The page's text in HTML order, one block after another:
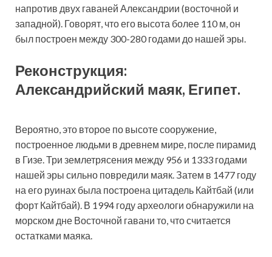
напротив двух гаваней Александрии (восточной и
западной). Говорят, что его высота более 110 м, он
был построен между 300-280 годами до нашей эры.
Реконструкция:
Александрийский маяк, Египет.
Вероятно, это второе по высоте сооружение,
построенное людьми в древнем мире, после пирамид
в Гизе. Три землетрясения между 956 и 1333 годами
нашей эры сильно повредили маяк. Затем в 1477 году
на его руинах была построена цитадель Кайтбай (или
форт Кайтбай). В 1994 году археологи обнаружили на
морском дне Восточной гавани то, что считается
остатками маяка.